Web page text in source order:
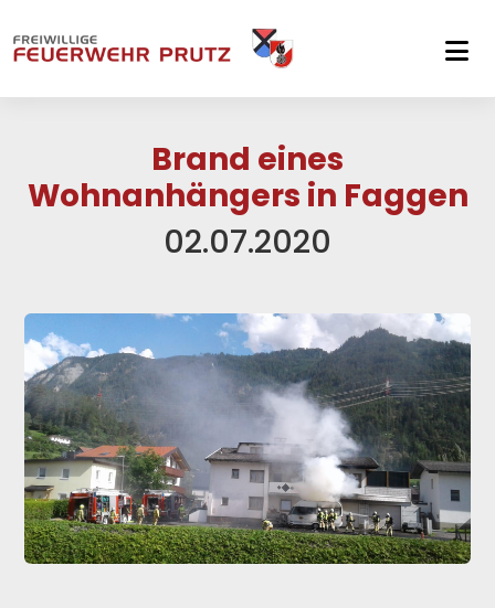
Brand eines
Wohnanhängers in Faggen
02.07.2020